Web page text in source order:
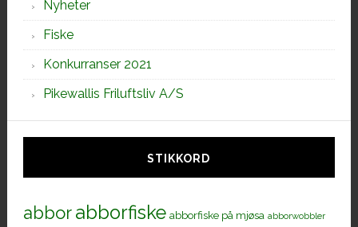
Nyheter
Fiske
Konkurranser 2021
Pikewallis Friluftsliv A/S
STIKKORD
abborabborfiske abborfiske på mjøsa abborwobbler